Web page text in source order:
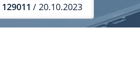
129011 / 20.10.2023